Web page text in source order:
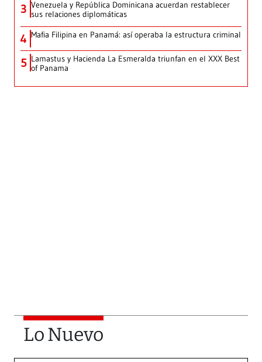
3 Venezuela y República Dominicana acuerdan restablecer
sus relaciones diplomáticas
4 Mafia Filipina en Panamá: así operaba la estructura criminal
5 Lamastus y Hacienda La Esmeralda triunfan en el XXX Best
of Panama
Lo Nuevo